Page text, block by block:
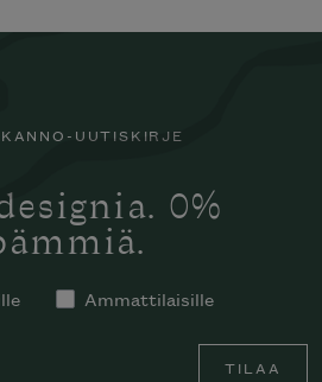
UUTISKIRJE
0%
Ammattilaisille
TILAA